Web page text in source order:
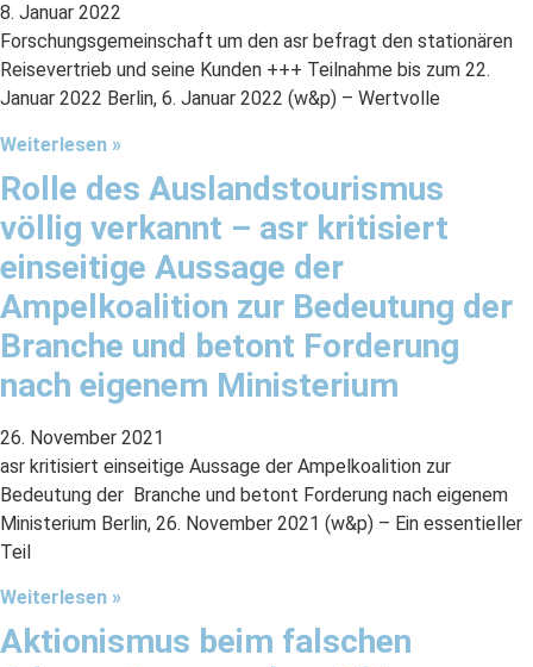
8. Januar 2022
Forschungsgemeinschaft um den asr befragt den stationären
Reisevertrieb und seine Kunden +++ Teilnahme bis zum 22.
Januar 2022 Berlin, 6. Januar 2022 (w&p) – Wertvolle
Weiterlesen »
Rolle des Auslandstourismus
völlig verkannt – asr kritisiert
einseitige Aussage der
Ampelkoalition zur Bedeutung der
Branche und betont Forderung
nach eigenem Ministerium
26. November 2021
asr kritisiert einseitige Aussage der Ampelkoalition zur
Bedeutung der Branche und betont Forderung nach eigenem
Ministerium Berlin, 26. November 2021 (w&p) – Ein essentieller
Teil
Weiterlesen »
Aktionismus beim falschen